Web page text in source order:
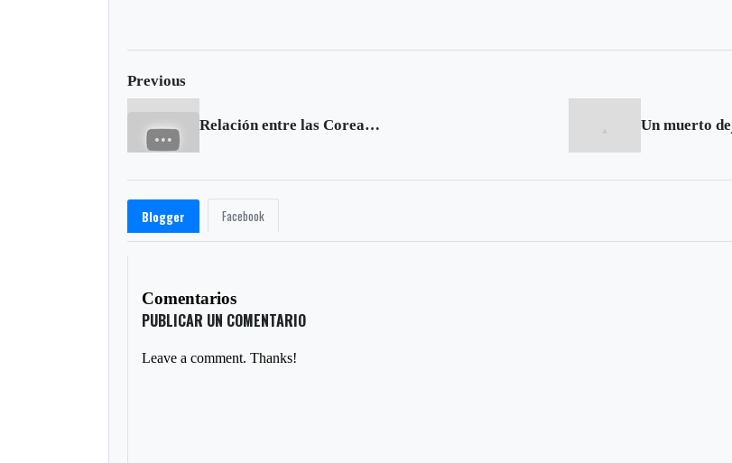
política
Previous
Relación entre las Coreas: declarado el estado de guerra
Blogger Facebook
Comentarios
PUBLICAR UN COMENTARIO
Leave a comment. Thanks!